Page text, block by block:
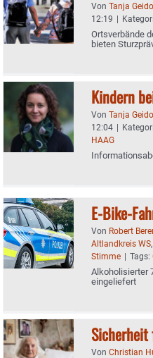
Von Tanja
12:19 |
Ortsverbände
bieten
Kindern
Von Tanja
12:04 |
HAAG
E-Bike-
Von Robert
Altlandkreis WS,
Stimme | Tags:
Alkoholisierter
eingeliefert
Sicherheit
Von Christian